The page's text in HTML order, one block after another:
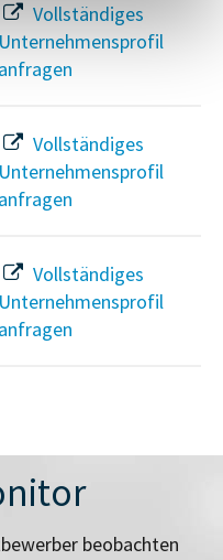
Vollständiges
Unternehmensprofil
anfragen
Vollständiges
Unternehmensprofil
anfragen
Vollständiges
Unternehmensprofil
anfragen
beobachten